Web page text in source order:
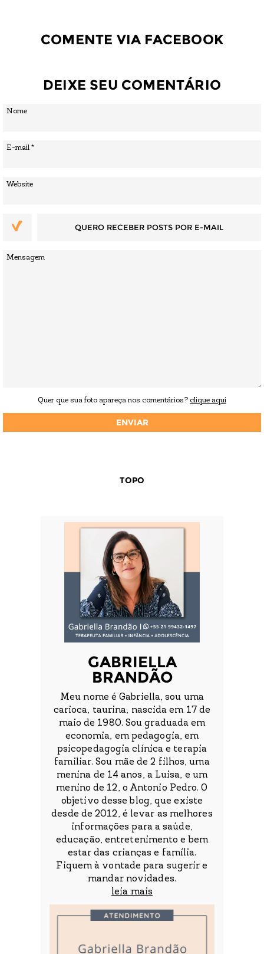
COMENTE VIA FACEBOOK
DEIXE SEU COMENTÁRIO
QUERO RECEBER POSTS POR E-MAIL
Quer que sua foto apareça nos comentários? clique aqui
TOPO
GABRIELLA
BRANDÃO
Meu nome é Gabriella, sou uma
carioca, taurina, nascida em 17 de
maio de 1980. Sou graduada em
economia, em pedagogia, em
psicopedagogia clínica e terapia
familiar. Sou mãe de 2 filhos, uma
menina de 14 anos, a Luisa, e um
menino de 12, o Antonio Pedro. O
objetivo desse blog, que existe
desde de 2012, é levar as melhores
informações para a saúde,
educação, entretenimento e bem
estar das crianças e família.
Fiquem à vontade para sugerir e
mandar novidades.
leia mais